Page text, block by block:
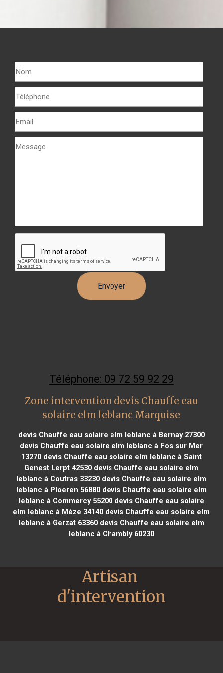
Téléphone: 09 72 59 92 29
Zone intervention devis Chauffe eau
solaire elm leblanc Marquise
devis Chauffe eau solaire elm leblanc à Bernay 27300
devis Chauffe eau solaire elm leblanc à Fos sur Mer
13270devis Chauffe eau solaire elm leblanc à Saint
Genest Lerpt 42530 devis Chauffe eau solaire elm
leblanc à Coutras 33230 devis Chauffe eau solaire elm
leblanc à Ploeren 56880devis Chauffe eau solaire elm
leblanc à Commercy 55200devis Chauffe eau solaire
elm leblanc à Mèze 34140 devis Chauffe eau solaire elm
leblanc à Gerzat 63360devis Chauffe eau solaire elm
leblanc à Chambly 60230
Artisan
d'intervention